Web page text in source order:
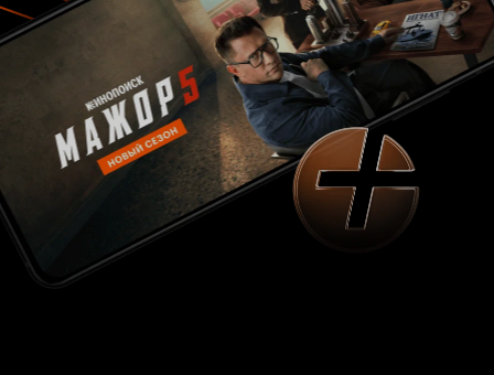
составляющей.
В итоге:
'Узник Зенды' - это
приключенческая лента с весьма интересным
сюжетом, по ходу которой герою придется
выдавать себя за монарха и 'разруливать'
придворные интриги одной страны из
Восточной Европы. Льюис Стоун сыграл
весьма неплохо, но сам по себе фильм ничем
особенным не выделяется. 5 из 10